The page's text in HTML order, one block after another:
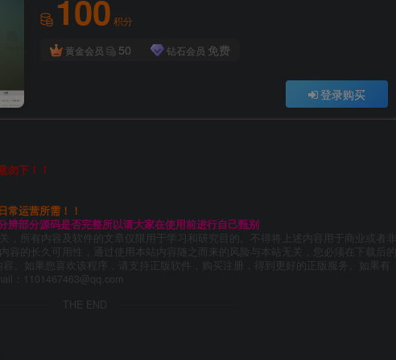
100 积分
黄金会员 50 钻石会员 免费
登录购买
勿下！！
常运营所需！！
部分源码是否完整所以请大家在使用前进行自己甄别
，所有内容及软件的文章仅限用于学习和研究目的。不得将上述内容用于商业或者非
容的长久可用性，通过使用本站内容随之而来的风险与本站无关，您必须在下载后的
。如果您喜欢该程序，请支持正版软件，购买注册，得到更好的正版服务。如果有
：1101467463@qq.com
THE END